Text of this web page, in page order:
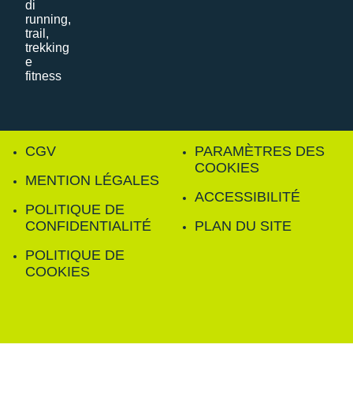
CGV
MENTION LÉGALES
POLITIQUE DE
CONFIDENTIALITÉ
POLITIQUE DE
COOKIES
PARAMÈTRES DES
COOKIES
ACCESSIBILITÉ
PLAN DU SITE